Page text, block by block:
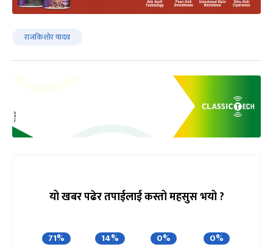
राजकिशोर यादव
यो खबर पढेर तपाईलाई कस्तो महसुस भयो ?
71% 14% 0% 0%